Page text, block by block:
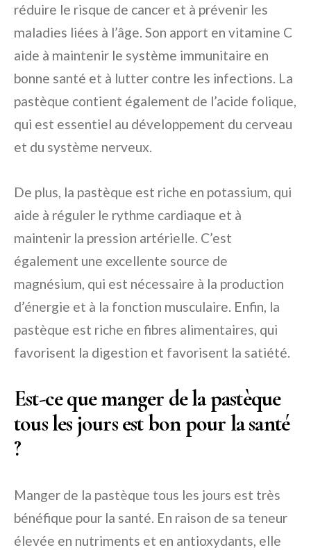
réduire le risque de cancer et à prévenir les
maladies liées à l’âge. Son apport en vitamine C
aide à maintenir le système immunitaire en
bonne santé et à lutter contre les infections. La
pastèque contient également de l’acide folique,
qui est essentiel au développement du cerveau
et du système nerveux.
De plus, la pastèque est riche en potassium, qui
aide à réguler le rythme cardiaque et à
maintenir la pression artérielle. C’est
également une excellente source de
magnésium, qui est nécessaire à la production
d’énergie et à la fonction musculaire. Enfin, la
pastèque est riche en fibres alimentaires, qui
favorisent la digestion et favorisent la satiété.
Est-ce que manger de la pastèque
tous les jours est bon pour la santé
?
Manger de la pastèque tous les jours est très
bénéfique pour la santé. En raison de sa teneur
élevée en nutriments et en antioxydants, elle